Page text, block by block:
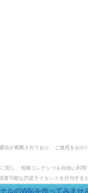
が遮断されており、ご迷惑をおか
対し、投稿コンテンツを自由に利用
可能な許諾ライセンスを付与する
ルのWikiを作ってみませ